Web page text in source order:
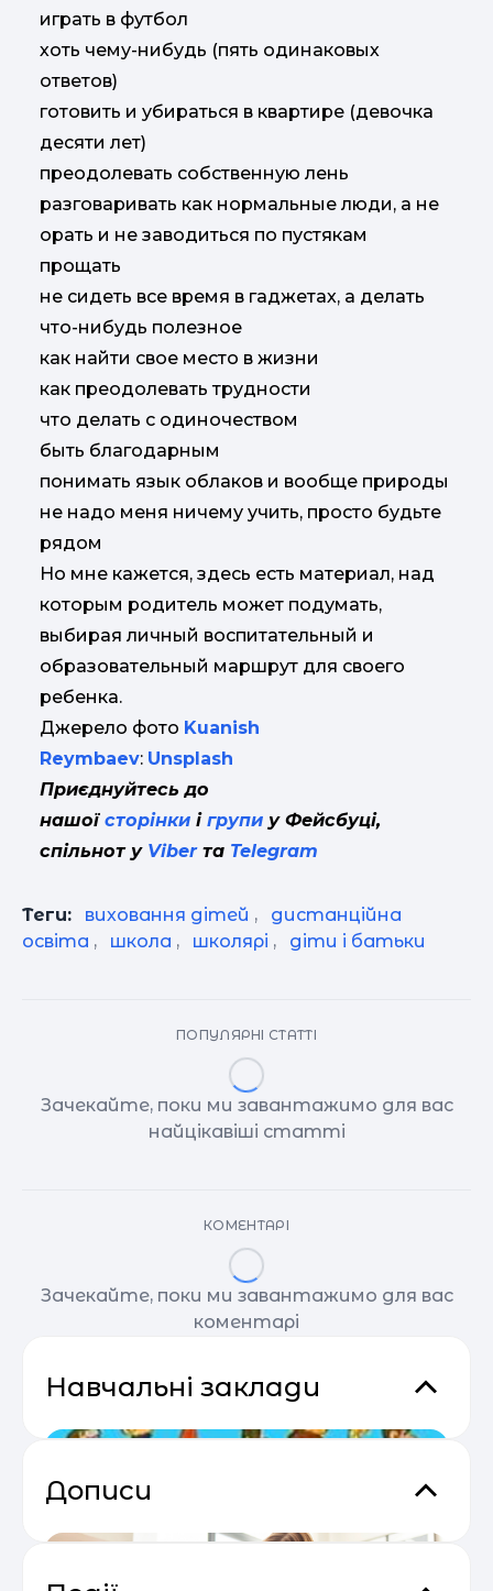
играть в футбол
хоть чему-нибудь (пять одинаковых
ответов)
готовить и убираться в квартире (девочка
десяти лет)
преодолевать собственную лень
разговаривать как нормальные люди, а не
орать и не заводиться по пустякам
прощать
не сидеть все время в гаджетах, а делать
что-нибудь полезное
как найти свое место в жизни
как преодолевать трудности
что делать с одиночеством
быть благодарным
понимать язык облаков и вообще природы
не надо меня ничему учить, просто будьте
рядом
Но мне кажется, здесь есть материал, над
которым родитель может подумать,
выбирая личный воспитательный и
образовательный маршрут для своего
ребенка.
Джерело фото Kuanish
Reymbaev: Unsplash
Приєднуйтесь до
нашої сторінки і групи у Фейсбуці,
спільнот у Viberта Telegram
Теги: виховання дітей ,
дистанційна
освіта , школа , школярі , діти і батьки
ПОПУЛЯРНІ СТАТТІ
Зачекайте, поки ми завантажимо для вас
найцікавіші статті
КОМЕНТАРІ
Зачекайте, поки ми завантажимо для вас
коментарі
Навчальні заклади
Дописи